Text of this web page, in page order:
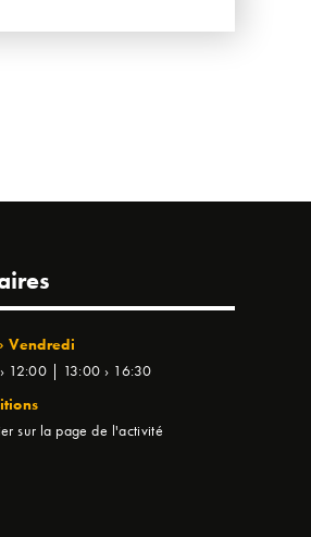
Vendredi
12:00 | 13:00 › 16:30
sur la page de l'activité